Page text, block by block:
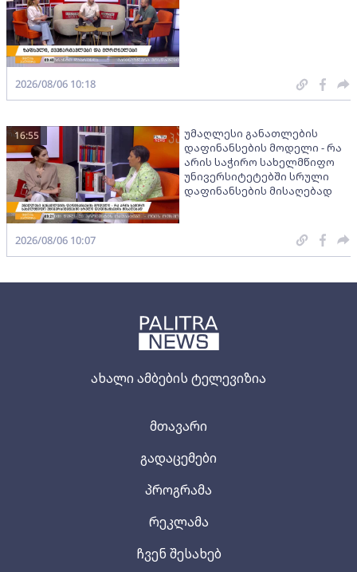
ახალი ამბების ტელევიზია
მთავარი
გადაცემები
პროგრამა
რეკლამა
ჩვენ შესახებ
2026/08/06 10:18
უმაღლესი განათლების
დაფინანსების მოდელი - რა
არის საჭირო სახელმწიფო
უნივერსიტეტებში სრული
დაფინანსების მისაღებად
16:55
2026/08/06 10:07